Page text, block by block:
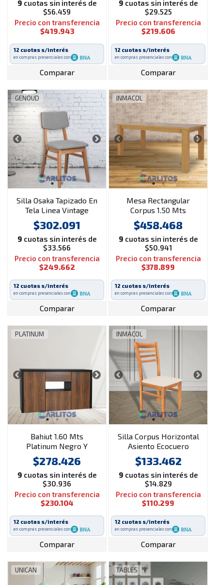
9 cuotas sin interés de
$56.459
Precio con transferencia
$419.943
12 cuotas s/interés
en compras presenciales con
Comparar
9 cuotas sin interés de
$29.525
Precio con transferencia
$219.606
12 cuotas s/interés
en compras presenciales con
Comparar
GENOUD
Silla Osaka Tapizado En
Tela Linea Vintage
Roble
$302.091
9 cuotas sin interés de
$33.566
Precio con transferencia
$249.662
12 cuotas s/interés
en compras presenciales con
Comparar
INMACOL
Mesa Rectangular
Corpus 1.50 Mts
Inmacol Miel
$458.468
9 cuotas sin interés de
$50.941
Precio con transferencia
$378.899
12 cuotas s/interés
en compras presenciales con
Comparar
PLATINUM
Bahiut 1.60 Mts
Platinum Negro Y
Roble Antiguo
$278.426
9 cuotas sin interés de
$30.936
Precio con transferencia
$230.104
12 cuotas s/interés
en compras presenciales con
Comparar
INMACOL
Silla Corpus Horizontal
Asiento Ecocuero
Inmacol Castaño
$133.462
9 cuotas sin interés de
$14.829
Precio con transferencia
$110.299
12 cuotas s/interés
en compras presenciales con
Comparar
UNICAN TABLES